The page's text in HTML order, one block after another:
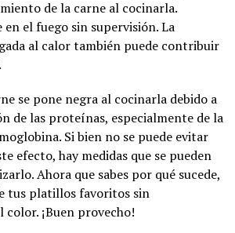
de la carne al cocinarla.
en el fuego sin supervisión. La
al calor también puede contribuir
se pone negra al cocinarla debido a
de las proteínas, especialmente de la
Si bien no se puede evitar
efecto, hay medidas que se pueden
Ahora que sabes por qué sucede,
tus platillos favoritos sin
¡Buen provecho!